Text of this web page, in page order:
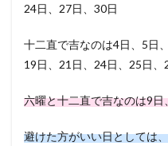
24日、27日、30日
十二直で吉なのは4日、5日
19日、21日、24日、25日、
六曜と十二直で吉なのは9
避けた方がいい日としては